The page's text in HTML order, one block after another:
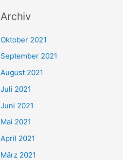
h
e
n
h
:
Archiv
Oktober 2021
September 2021
August 2021
Juli 2021
Juni 2021
Mai 2021
April 2021
März 2021